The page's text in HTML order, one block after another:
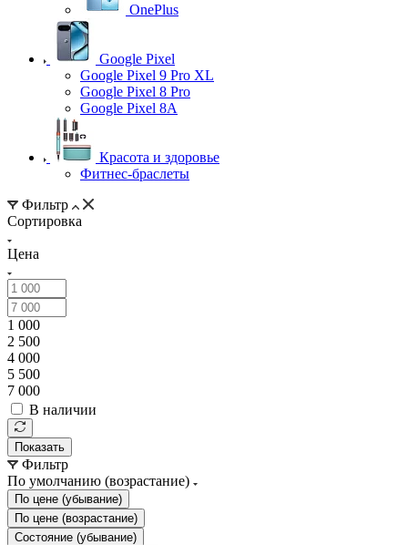
OnePlus
Google Pixel
Google Pixel 9 Pro XL
Google Pixel 8 Pro
Google Pixel 8A
Красота и здоровье
Фитнес-браслеты
Фильтр
Сортировка
Цена
1 000
2 500
4 000
5 500
7 000
В наличии
Показать
Фильтр
По умолчанию (возрастание)
По цене (убывание)
По цене (возрастание)
Состояние (убывание)